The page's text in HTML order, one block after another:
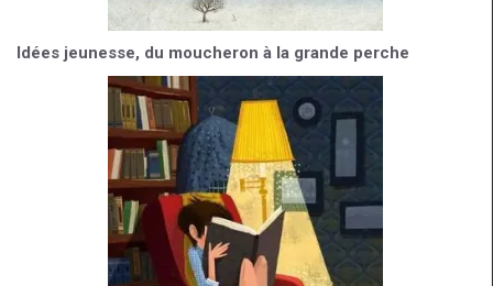
Idées jeunesse, du moucheron à la grande perche